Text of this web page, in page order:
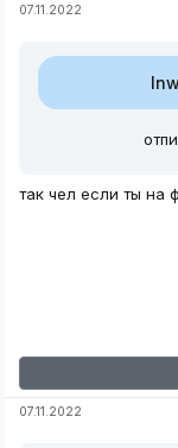
07.11.2022
так чел если ты на
07.11.2022